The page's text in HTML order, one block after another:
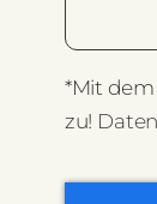
*Mit
zu!